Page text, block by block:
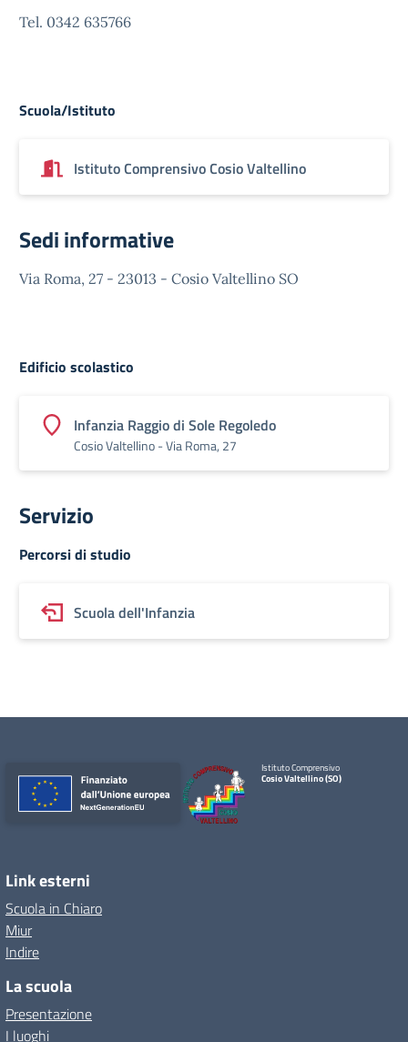
Tel. 0342 635766
Scuola/Istituto
Istituto Comprensivo Cosio Valtellino
Sedi informative
Via Roma, 27 - 23013 - Cosio Valtellino SO
Edificio scolastico
Infanzia Raggio di Sole Regoledo
Cosio Valtellino - Via Roma, 27
Servizio
Percorsi di studio
Scuola dell'Infanzia
Istituto Comprensivo
Cosio Valtellino (SO)
Link esterni
Scuola in Chiaro
Miur
Indire
La scuola
Presentazione
I luoghi